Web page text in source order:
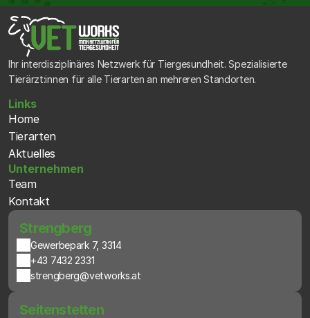
Ihr interdisziplinäres Netzwerk für Tiergesundheit. Spezialisierte
Tierärzt:innen für alle Tierarten an mehreren Standorten.
Links
Home
Tierarten
Aktuelles
Unternehmen
Team
Kontakt
Strengberg
Gewerbepark 7, 3314
+43 7432 2331
strengberg@vetworks.at
Seitenstetten